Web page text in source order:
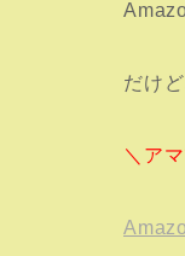
だけ
＼ア